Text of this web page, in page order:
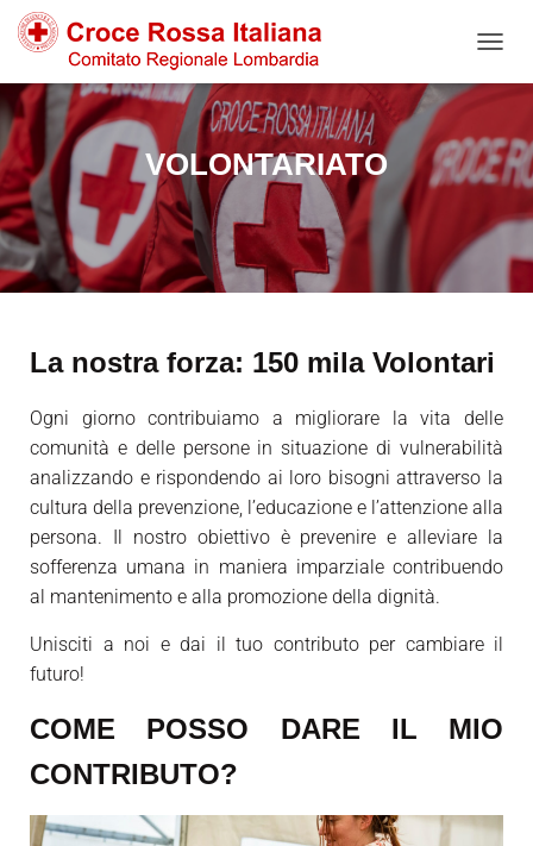
VOLONTARIATO
La nostra forza: 150 mila Volontari
Ogni giorno contribuiamo a migliorare la vita delle
comunità e delle persone in situazione di vulnerabilità
analizzando e rispondendo ai loro bisogni attraverso la
cultura della prevenzione, l’educazione e l’attenzione alla
persona. Il nostro obiettivo è prevenire e alleviare la
sofferenza umana in maniera imparziale contribuendo
al mantenimento e alla promozione della dignità.
Unisciti a noi e dai il tuo contributo per cambiare il
futuro!
COME POSSO DARE IL MIO
CONTRIBUTO?